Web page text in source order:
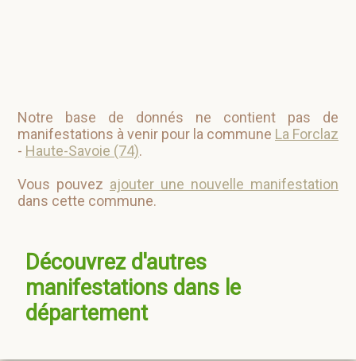
Notre base de donnés ne contient pas de
manifestations à venir pour la commune La Forclaz
- Haute-Savoie (74).
Vous pouvez ajouter une nouvelle manifestation
dans cette commune.
Découvrez d'autres
manifestations dans le
département